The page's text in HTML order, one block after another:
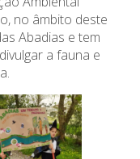
no âmbito deste
Abadias e tem
a fauna e